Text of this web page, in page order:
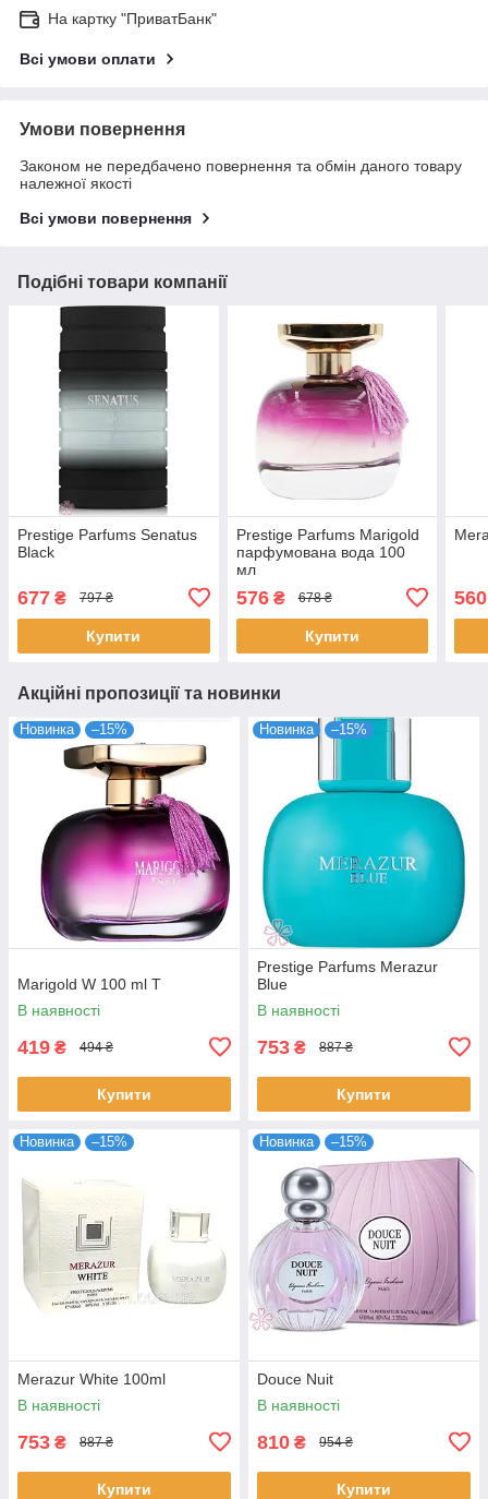
На картку "ПриватБанк"
Всі умови оплати
Умови повернення
Законом не передбачено повернення та обмін даного товару
належної якості
Всі умови повернення
Подібні товари компанії
Prestige Parfums Senatus
Black
677 ₴ 797 ₴
Купити
Prestige Parfums Marigold
парфумована вода 100
мл
576₴ 678 ₴
Купити
560
Акційні пропозиції та новинки
Новинка –15%
Marigold W 100 ml T
В наявності
419 ₴ 494 ₴
Купити
Новинка –15%
Prestige Parfums Merazur
Blue
В наявності
753 ₴ 887 ₴
Купити
Новинка –15%
Merazur White 100ml
В наявності
753 ₴ 887 ₴
Купити
Новинка –15%
Douce Nuit
В наявності
810 ₴ 954 ₴
Купити